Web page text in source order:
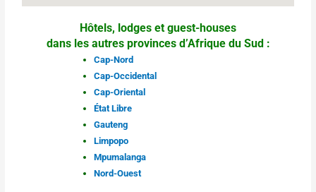
Hôtels, lodges et guest-houses
dans les autres provinces d’Afrique du Sud :
Cap-Nord
Cap-Occidental
Cap-Oriental
État Libre
Gauteng
Limpopo
Mpumalanga
Nord-Ouest